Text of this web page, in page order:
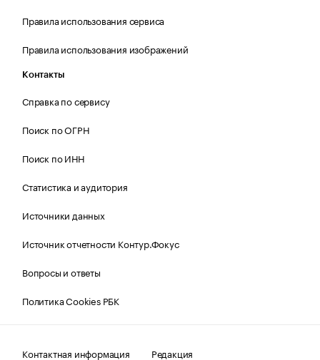
Правила использования сервиса
Правила использования изображений
Контакты
Справка по сервису
Поиск по ОГРН
Поиск по ИНН
Статистика и аудитория
Источники данных
Источник отчетности Контур.Фокус
Вопросы и ответы
Политика Cookies РБК
Контактная информация Редакция